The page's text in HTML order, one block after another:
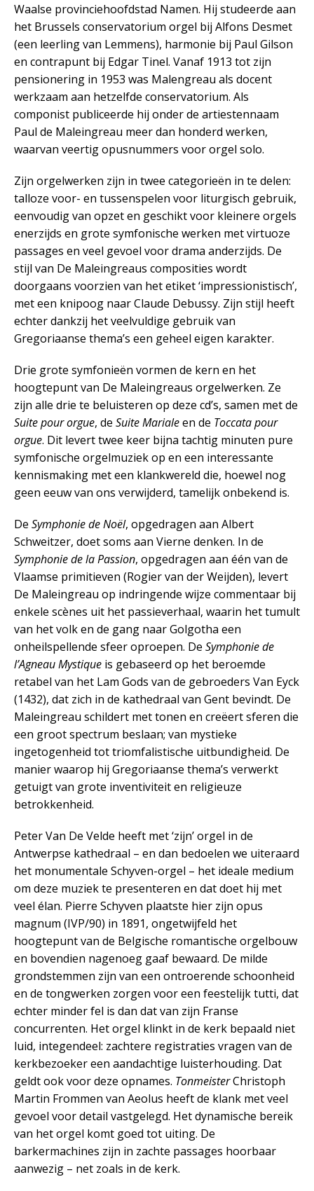
Waalse provinciehoofdstad Namen. Hij studeerde aan
het Brussels conservatorium orgel bij Alfons Desmet
(een leerling van Lemmens), harmonie bij Paul Gilson
en contrapunt bij Edgar Tinel. Vanaf 1913 tot zijn
pensionering in 1953 was Malengreau als docent
werkzaam aan hetzelfde conservatorium. Als
componist publiceerde hij onder de artiestennaam
Paul de Maleingreau meer dan honderd werken,
waarvan veertig opusnummers voor orgel solo.
Zijn orgelwerken zijn in twee categorieën in te delen:
talloze voor- en tussenspelen voor liturgisch gebruik,
eenvoudig van opzet en geschikt voor kleinere orgels
enerzijds en grote symfonische werken met virtuoze
passages en veel gevoel voor drama anderzijds. De
stijl van De Maleingreaus composities wordt
doorgaans voorzien van het etiket ‘impressionistisch’,
met een knipoog naar Claude Debussy. Zijn stijl heeft
echter dankzij het veelvuldige gebruik van
Gregoriaanse thema’s een geheel eigen karakter.
Drie grote symfonieën vormen de kern en het
hoogtepunt van De Maleingreaus orgelwerken. Ze
zijn alle drie te beluisteren op deze cd’s, samen met de
Suite pour orgue, de Suite Marialeen de Toccata pour
orgue. Dit levert twee keer bijna tachtig minuten pure
symfonische orgelmuziek op en een interessante
kennismaking met een klankwereld die, hoewel nog
geen eeuw van ons verwijderd, tamelijk onbekend is.
De Symphonie de Noël, opgedragen aan Albert
Schweitzer, doet soms aan Vierne denken. In de
Symphonie de la Passion, opgedragen aan één van de
Vlaamse primitieven (Rogier van der Weijden), levert
De Maleingreau op indringende wijze commentaar bij
enkele scènes uit het passieverhaal, waarin het tumult
van het volk en de gang naar Golgotha een
onheilspellende sfeer oproepen. De Symphonie de
l’Agneau Mystique is gebaseerd op het beroemde
retabel van het Lam Gods van de gebroeders Van Eyck
(1432), dat zich in de kathedraal van Gent bevindt. De
Maleingreau schildert met tonen en creëert sferen die
een groot spectrum beslaan; van mystieke
ingetogenheid tot triomfalistische uitbundigheid. De
manier waarop hij Gregoriaanse thema’s verwerkt
getuigt van grote inventiviteit en religieuze
betrokkenheid.
Peter Van De Velde heeft met ‘zijn’ orgel in de
Antwerpse kathedraal – en dan bedoelen we uiteraard
het monumentale Schyven-orgel – het ideale medium
om deze muziek te presenteren en dat doet hij met
veel élan. Pierre Schyven plaatste hier zijn opus
magnum (IVP/90) in 1891, ongetwijfeld het
hoogtepunt van de Belgische romantische orgelbouw
en bovendien nagenoeg gaaf bewaard. De milde
grondstemmen zijn van een ontroerende schoonheid
en de tongwerken zorgen voor een feestelijk tutti, dat
echter minder fel is dan dat van zijn Franse
concurrenten. Het orgel klinkt in de kerk bepaald niet
luid, integendeel: zachtere registraties vragen van de
kerkbezoeker een aandachtige luisterhouding. Dat
geldt ook voor deze opnames. TonmeisterChristoph
Martin Frommen van Aeolus heeft de klank met veel
gevoel voor detail vastgelegd. Het dynamische bereik
van het orgel komt goed tot uiting. De
barkermachines zijn in zachte passages hoorbaar
aanwezig – net zoals in de kerk.